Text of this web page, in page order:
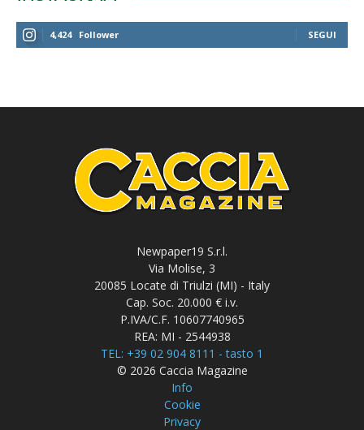
4,424 Follower SEGUI
Newpaper19 S.r.l.
Via Molise, 3
20085 Locate di Triulzi (MI) - Italy
Cap. Soc. 20.000 € i.v.
P.IVA/C.F. 10607740965
REA: MI - 2544938
TEL: +39 02 904 8111 - tasto 1
© 2026 Caccia Magazine
Info
Cookie
Privacy